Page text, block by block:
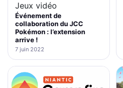
Jeux vidéo
Événement de
collaboration du JCC
Pokémon : l’extension
arrive !
7 juin 2022